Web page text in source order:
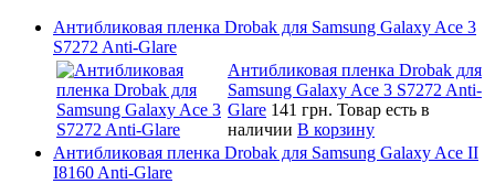
Антибликовая пленка Drobak для Samsung Galaxy Ace 3
S7272 Anti-Glare
Антибликовая пленка Drobak для
Samsung Galaxy Ace 3 S7272 Anti-
Glare 141 грн. Товар есть в
наличии В корзину
Антибликовая пленка Drobak для Samsung Galaxy Ace II
I8160 Anti-Glare